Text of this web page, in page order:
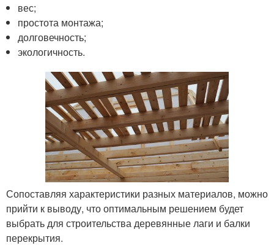
вес;
простота монтажа;
долговечность;
экологичность.
Сопоставляя характеристики разных материалов, можно
прийти к выводу, что оптимальным решением будет
выбрать для строительства деревянные лаги и балки
перекрытия.